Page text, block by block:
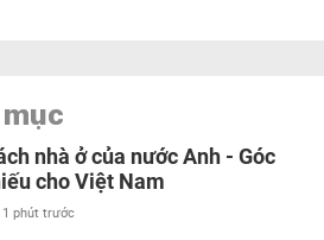
nhà ở của nước Anh - Góc
cho Việt Nam
1 phút trước